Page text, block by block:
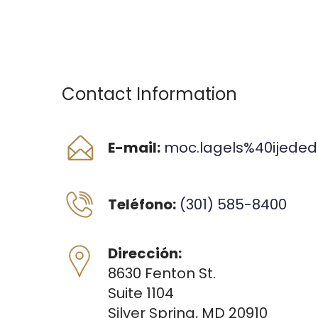
Contact Information
E-mail:
Teléfono: (301) 585-8400
Dirección:
8630 Fenton St.
Suite 1104
Silver Spring, MD 20910